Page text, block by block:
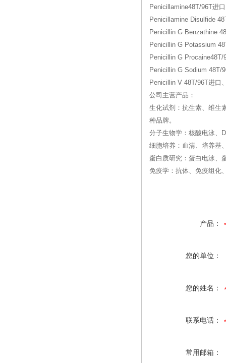
Penicillamine48T/96T进
Penicillamine Disulfide
Penicillin G Benzathine
Penicillin G Potassium
Penicillin G
Penicillin G Sodium 48T/
Penicillin V 48T/96T进口
公司主营产品：
生化试剂：抗生素、维生
种品牌。
分子生物学：核酸电泳、
细胞培养：血清、培养基
蛋白质研究：蛋白电泳、
免疫学：抗体、免疫组化
产品：
您的单位：
您的姓名：
联系电话：
常用邮箱：